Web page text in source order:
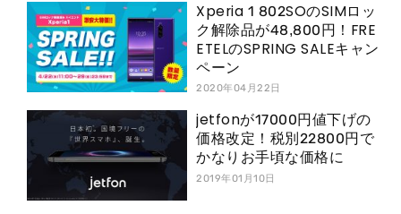
Xperia 1 802SOのSIMロッ
ク解除品が48,800円！FRE
ETELのSPRING SALEキャン
ペーン
2020年04月22日
jetfonが17000円値下げの
価格改定！税別22800円で
かなりお手頃な価格に
2019年01月10日